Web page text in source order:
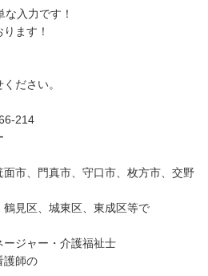
入力です！
ます！
ださい。
214
市、門真市、守口市、枚方市、交野
見区、城東区、東成区等で
ジャー・介護福祉士
護師の